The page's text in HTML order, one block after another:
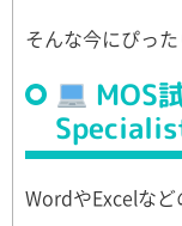
そんな今にぴっ
MOS
WordやExcelなど